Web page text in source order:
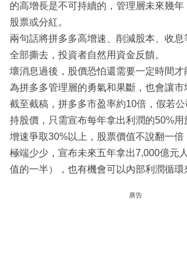
的高增長是不可持續的，管理層未來幾
股票或分紅。
兩句話將拼多多高增速、削減股本、收
全部撕去，投資者自然用資金反饋。
壞消息過後，股價恐怕還需要一定時間
為拼多多管理層的勇氣和果斷，也會讓市
截至截稿，拼多多市盈率約10倍，假若
持股價，只需宣布每年拿出利潤的50%
增速爭取30%以上，股票價值不說翻一倍
極端少少，宣布未來五年拿出7,000億元
值的一半），也有機會可以內部利潤循環
廣告